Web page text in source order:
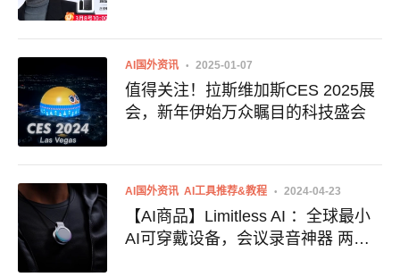
AI国外资讯 2025-01-07
值得关注！拉斯维加斯CES 2025展
会，新年伊始万众瞩目的科技盛会
AI国外资讯 AI工具推荐&教程 2024-04-23
【AI商品】Limitless AI ：全球最小
AI可穿戴设备，会议录音神器 两天